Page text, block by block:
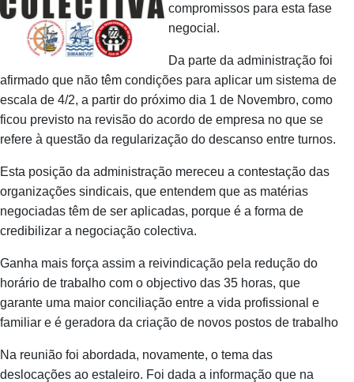
compromissos para esta fase
negocial.
Da parte da administração foi
afirmado que não têm condições para aplicar um sistema de
escala de 4/2, a partir do próximo dia 1 de Novembro, como
ficou previsto na revisão do acordo de empresa no que se
refere à questão da regularização do descanso entre turnos.
Esta posição da administração mereceu a contestação das
organizações sindicais, que entendem que as matérias
negociadas têm de ser aplicadas, porque é a forma de
credibilizar a negociação colectiva.
Ganha mais força assim a reivindicação pela redução do
horário de trabalho com o objectivo das 35 horas, que
garante uma maior conciliação entre a vida profissional e
familiar e é geradora da criação de novos postos de trabalho
Na reunião foi abordada, novamente, o tema das
deslocações ao estaleiro. Foi dada a informação que na